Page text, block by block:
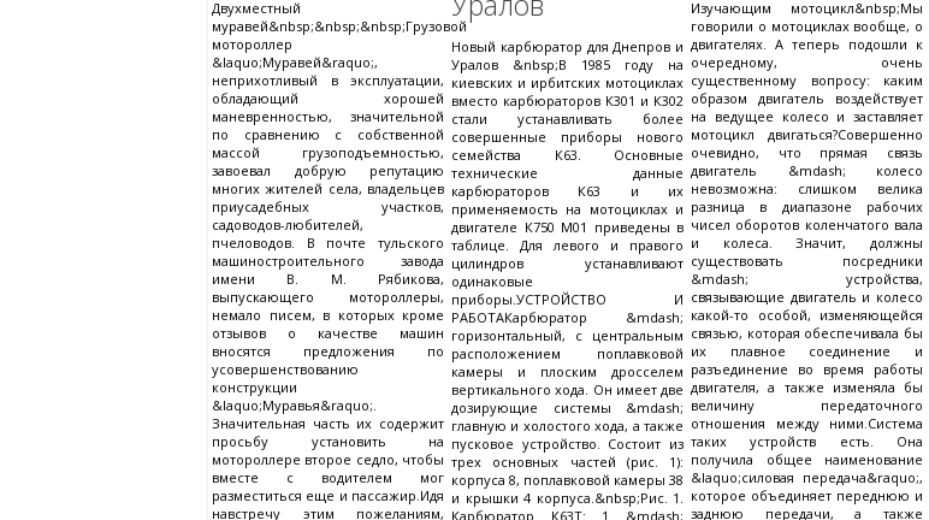
Двухместный
муравей&nbsp;&nbsp;&nbsp;Грузовой
мотороллер
&laquo;Муравей&raquo;,
неприхотливый в эксплуатации,
обладающий хорошей
маневренностью, значительной
по сравнению с собственной
массой грузоподъемностью,
завоевал добрую репутацию
многих жителей села, владельцев
приусадебных участков,
садоводов-любителей,
пчеловодов. В почте тульского
машиностроительного завода
имени В. М. Рябикова,
выпускающего мотороллеры,
немало писем, в которых кроме
отзывов о качестве машин
вносятся предложения по
усовершенствованию
конструкции
&laquo;Муравья&raquo;.
Значительная часть их содержит
просьбу установить на
мотороллере второе седло, чтобы
вместе с водителем мог
разместиться еще и пассажир.Идя
навстречу этим пожеланиям,
Новый карбюратор для Днепров и
Уралов &nbsp;В 1985 году на
киевских и ирбитских мотоциклах
вместо карбюраторов К301 и К302
стали устанавливать более
совершенные приборы нового
семейства К63. Основные
технические данные
карбюраторов К63 и их
применяемость на мотоциклах и
двигателе К750 М01 приведены в
таблице. Для левого и правого
цилиндров устанавливают
одинаковые
приборы.УСТРОЙСТВО И
РАБОТАКарбюратор &mdash;
горизонтальный, с центральным
расположением поплавковой
камеры и плоским дросселем
вертикального хода. Он имеет две
дозирующие системы &mdash;
главную и холостого хода, а также
пусковое устройство. Состоит из
трех основных частей (рис. 1):
корпуса 8, поплавковой камеры 38
и крышки 4 корпуса.&nbsp;Рис. 1.
Карбюратор К63Т: 1 &mdash;
Изучающим мотоцикл&nbsp;Мы
говорили о мотоциклах вообще, о
двигателях. А теперь подошли к
очередному, очень
существенному вопросу: каким
образом двигатель воздействует
на ведущее колесо и заставляет
мотоцикл двигаться?Совершенно
очевидно, что прямая связь
двигатель &mdash; колесо
невозможна: слишком велика
разница в диапазоне рабочих
чисел оборотов коленчатого вала
и колеса. Значит, должны
существовать посредники
&mdash; устройства,
связывающие двигатель и колесо
какой-то особой, изменяющейся
связью, которая обеспечивала бы
их плавное соединение и
разъединение во время работы
двигателя, а также изменяла бы
величину передаточного
отношения между ними.Система
таких устройств есть. Она
получила общее наименование
&laquo;силовая передача&raquo;,
которое объединяет переднюю и
заднюю передачи, а также